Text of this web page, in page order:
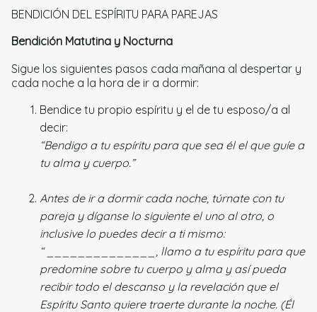
BENDICIÓN DEL ESPÍRITU PARA PAREJAS
Bendición Matutina y Nocturna
Sigue los siguientes pasos cada mañana al despertar y
cada noche a la hora de ir a dormir:
Bendice tu propio espíritu y el de tu esposo/a al
decir:
“Bendigo a tu espíritu para que sea él el que guíe a
tu alma y cuerpo.”
Antes de ir a dormir cada noche, túrnate con tu
pareja y díganse lo siguiente el uno al otro, o
inclusive lo puedes decir a ti mismo:
“ ______________, llamo a tu espíritu para que
predomine sobre tu cuerpo y alma y así pueda
recibir todo el descanso y la revelación que el
Espíritu Santo quiere traerte durante la noche. (Él